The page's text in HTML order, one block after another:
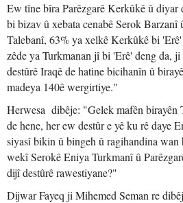
Ew tîne bîra Parêzgarê Kerkûkê û
bi bizav û xebata cenabê Serok Barzanî
Talebanî, 63% ya xelkê Kerkûkê bi
zêde ya Turkmanan jî bi 'Erê' deng da,
destûrê Iraqê de hatine bicihanîn û
madeya 140ê wergirtiye."
Herwesa dibêje: "Gelek mafên birayên
de hene, her ew destûr e yê ku rê daye
siyasî bikin û bingeh û ragihandina wan
wekî Serokê Eniya Turkmanî û
dijî destûrê rawestiyane?"
Dijwar Fayeq ji Mihemed Seman re